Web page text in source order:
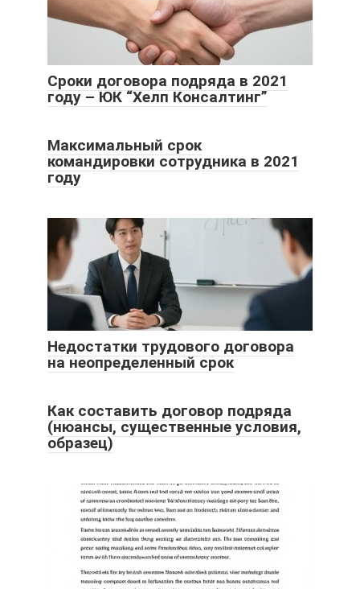
Сроки договора подряда в 2021
году – ЮК “Хелп Консалтинг”
Максимальный срок
командировки сотрудника в 2021
году
Недостатки трудового договора
на неопределенный срок
Как составить договор подряда
(нюансы, существенные условия,
образец)